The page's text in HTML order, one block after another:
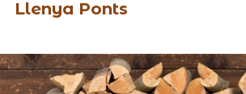
Llenya Ponts